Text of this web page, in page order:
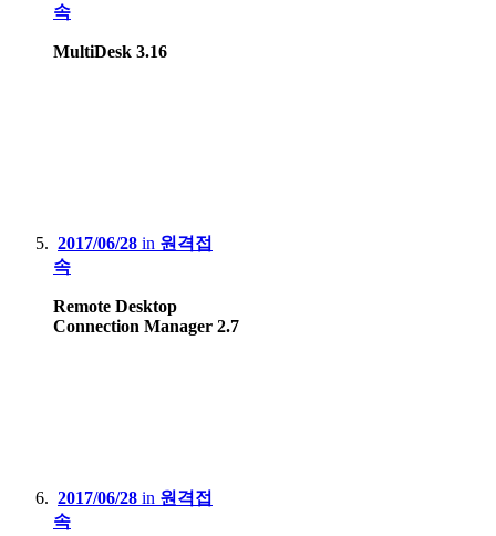
속
MultiDesk 3.16
2017/06/28 in 원격접
속
Remote Desktop
Connection Manager 2.7
2017/06/28 in 원격접
속